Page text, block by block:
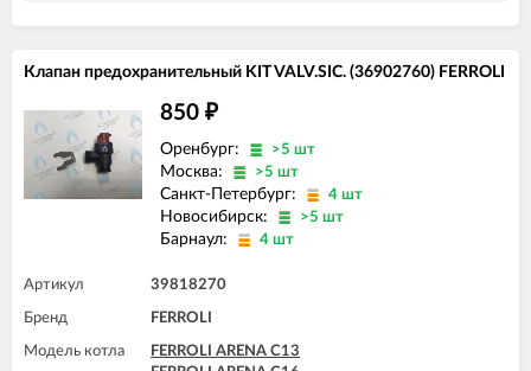
Клапан предохранительный KIT VALV.SIC. (36902760) FERROLI
850 ₽
Оренбург: >5 шт
Москва: >5 шт
Санкт-Петербург: 4 шт
Новосибирск: >5 шт
Барнаул: 4 шт
Артикул 39818270
Бренд FERROLI
Модель котла
FERROLI ARENA C13